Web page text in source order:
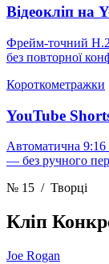
Відеокліп на
Фрейм-точний
без повторної
Короткометражки
YouTube
Автоматична 9:16
— без ручного
№ 15 / Творці
Кліп
Joe Rogan